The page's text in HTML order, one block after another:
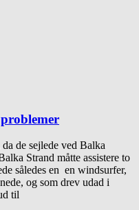
de sejlede ved Balka
Strand måtte assistere to
således en en windsurfer,
og som drev udad i
til